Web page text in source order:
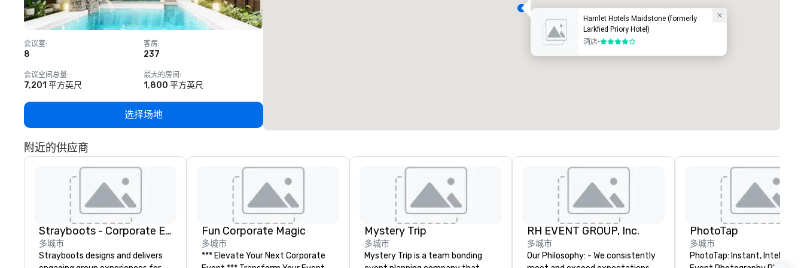
会议室:
8
客房:
237
会议空间总量:
7,201 平方英尺
最大的房间 :
1,800 平方英尺
选择场地
Hamlet Hotels Maidstone (formerly
Larkfied Priory Hotel)
酒店•4/5
附近的供应商
Strayboots - Corporate Events and Team Building Activities
多城市
Strayboots designs and delivers
Fun Corporate Magic
多城市
*** Elevate Your Next Corporate
Mystery Trip
多城市
Mystery Trip is a team bonding
RH EVENT GROUP, Inc.
多城市
Our Philosophy: - We consistently
PhotoTap
多城市
PhotoTap: Instant, Intelligent